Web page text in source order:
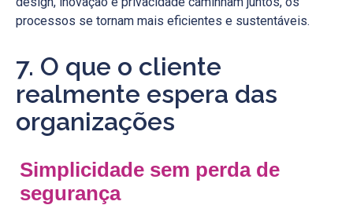
processos se tornam mais eficientes e sustentáveis.
7. O que o cliente
realmente espera das
organizações
Simplicidade sem perda de
segurança